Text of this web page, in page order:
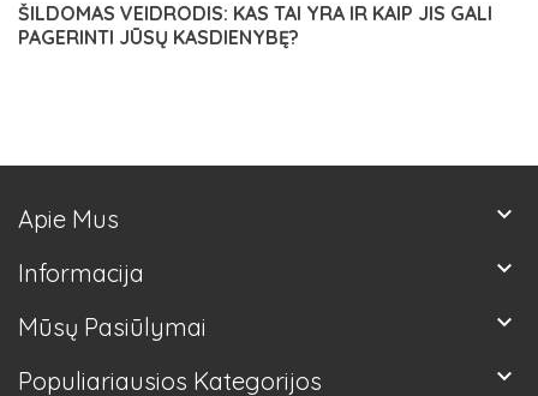
ŠILDOMAS VEIDRODIS: KAS TAI YRA IR KAIP JIS GALI
PAGERINTI JŪSŲ KASDIENYBĘ?
Apie Mus keyboard_arrow_down
Informacija keyboard_arrow_down
Mūsų Pasiūlymai keyboard_arrow_down
Populiariausios Kategorijos keyboard_arrow_down